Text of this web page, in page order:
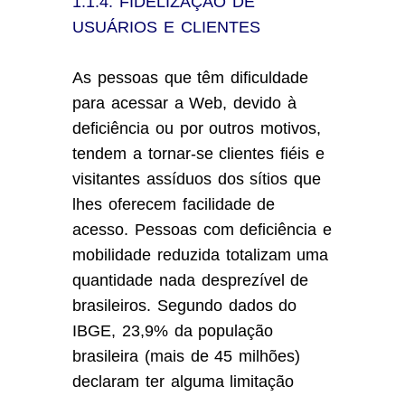
USUÁRIOS E CLIENTES
As pessoas que têm dificuldade
para acessar a Web, devido à
deficiência ou por outros motivos,
tendem a tornar-se clientes fiéis e
visitantes assíduos dos sítios que
lhes oferecem facilidade de
acesso. Pessoas com deficiência e
mobilidade reduzida totalizam uma
quantidade nada desprezível de
brasileiros. Segundo dados do
IBGE, 23,9% da população
brasileira (mais de 45 milhões)
declaram ter alguma limitação